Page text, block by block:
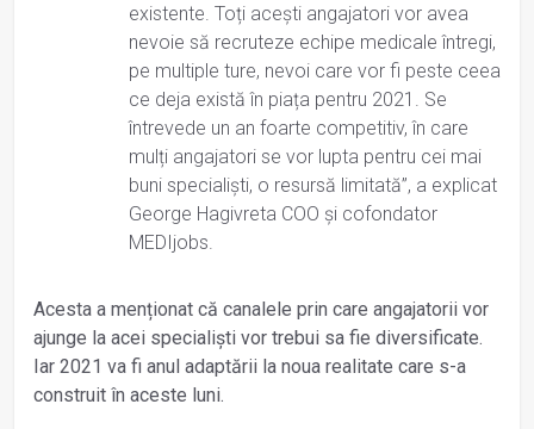
existente. Toți acești angajatori vor avea
nevoie să recruteze echipe medicale întregi,
pe multiple ture, nevoi care vor fi peste ceea
ce deja există în piața pentru 2021. Se
întrevede un an foarte competitiv, în care
mulți angajatori se vor lupta pentru cei mai
buni specialiști, o resursă limitată”, a explicat
George Hagivreta COO și cofondator
MEDIjobs.
Acesta a menționat că canalele prin care angajatorii vor
ajunge la acei specialiști vor trebui sa fie diversificate.
Iar 2021 va fi anul adaptării la noua realitate care s-a
construit în aceste luni.